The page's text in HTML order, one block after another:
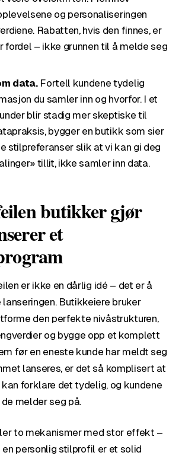
og personaliseringen
Rabatten, hvis den finnes, er
fordel – ikke grunnen til å melde seg
data.Fortell kundene tydelig
du samler inn og hvorfor. I et
blir stadig mer skeptiske til
bygger en butikk som sier
stilpreferanser slik at vi kan gi deg
tillit, ikke samler inn data.
butikker gjør
et
er ikke en dårlig idé – det er å
Butikkeiere bruker
den perfekte nivåstrukturen,
og bygge opp et komplett
før en eneste kunde har meldt seg
lanseres, er det så komplisert at
forklare det tydelig, og kundene
melder seg på.
to mekanismer med stor effekt –
personlig stilprofil er et solid